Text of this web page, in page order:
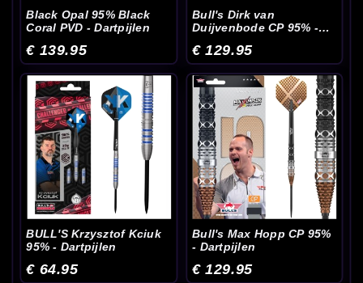
Black Opal 95% Black
Coral PVD - Dartpijlen
€ 139.95
Bull's Dirk van
Duijvenbode CP 95% -
€ 129.95
BULL'S Krzysztof Kciuk
95% - Dartpijlen
€ 64.95
Bull's Max Hopp CP 95%
- Dartpijlen
€ 129.95